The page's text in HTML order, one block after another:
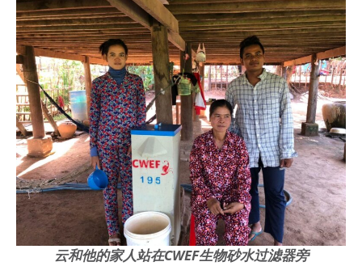
云和他的家人站在CWEF生物砂水过滤器旁